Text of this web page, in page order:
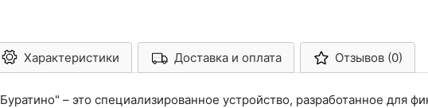
Характеристики Арконт-Мед Доставка и оплата Отзывов (0)
– это специализированное устройство, разработанное